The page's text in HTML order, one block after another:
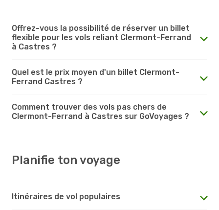
Offrez-vous la possibilité de réserver un billet
flexible pour les vols reliant Clermont-Ferrand
à Castres ?
Quel est le prix moyen d'un billet Clermont-
Ferrand Castres ?
Comment trouver des vols pas chers de
Clermont-Ferrand à Castres sur GoVoyages ?
Planifie ton voyage
Itinéraires de vol populaires